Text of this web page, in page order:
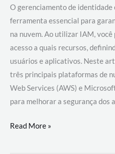
O gerenciamento de identidade
ferramenta essencial para
na nuvem. Ao utilizar IAM,
acesso a quais recursos,
usuários e aplicativos. Neste
três principais plataformas de
Web Services (AWS) e
para melhorar a segurança dos
Gerenciamento
Read More »